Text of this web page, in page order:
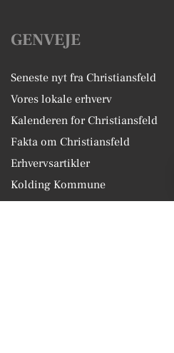
GENVEJE
Seneste nyt fra Christiansfeld
Vores lokale erhverv
Kalenderen for Christiansfeld
Fakta om Christiansfeld
Erhvervsartikler
Kolding Kommune